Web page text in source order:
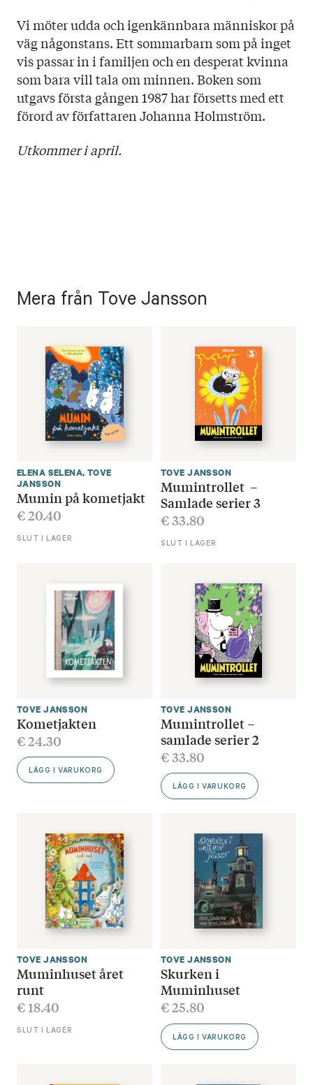
Vi möter udda och igenkännbara människor på
väg någonstans. Ett sommarbarn som på inget
vis passar in i familjen och en desperat kvinna
som bara vill tala om minnen. Boken som
utgavs första gången 1987 har försetts med ett
förord av författaren Johanna Holmström.
Utkommer i april.
Mera från Tove Jansson
ELENA SELENA, TOVE
JANSSON
Mumin på kometjakt
€20.40
SLUT I LAGER
TOVE JANSSON
Mumintrollet –
Samlade serier 3
€33.80
SLUT I LAGER
TOVE JANSSON
Kometjakten
€24.30
LÄGG I VARUKORG
TOVE JANSSON
Mumintrollet –
samlade serier 2
€33.80
LÄGG I VARUKORG
TOVE JANSSON
Muminhuset året
runt
€18.40
SLUT I LAGER
TOVE JANSSON
Skurken i
Muminhuset
€25.80
LÄGG I VARUKORG